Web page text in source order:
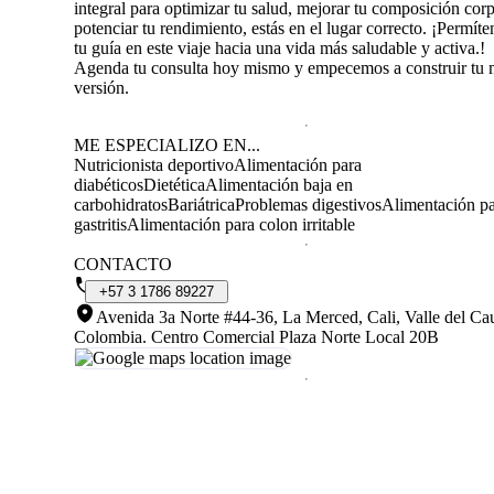
integral para optimizar tu salud, mejorar tu composición
potenciar tu rendimiento, estás en el lugar correcto.
tu guía en este viaje hacia una vida más saludable y activa.!
Agenda tu consulta hoy mismo y empecemos a construir tu
versión.
ME ESPECIALIZO EN...
Nutricionista deportivoAlimentación para
diabéticosDietéticaAlimentación baja en
carbohidratosBariátricaProblemas digestivosAlimentación
gastritisAlimentación para colon irritable
CONTACTO
+57 3 1786 89227
Avenida 3a Norte #44-36, La Merced, Cali, Valle del
Colombia. Centro Comercial Plaza Norte Local 20B